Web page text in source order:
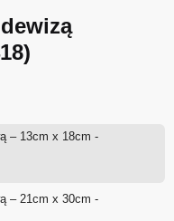
– 13cm x 18cm -
– 21cm x 30cm -